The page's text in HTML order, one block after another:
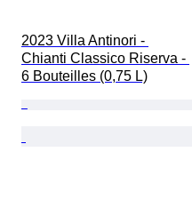
2023 Villa Antinori -
Chianti Classico Riserva -
6 Bouteilles (0,75 L)